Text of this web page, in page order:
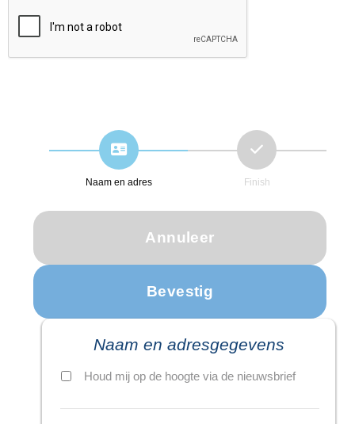
Naam en adres Finish
Naam en adresgegevens
Houd mij op de hoogte via de nieuwsbrief